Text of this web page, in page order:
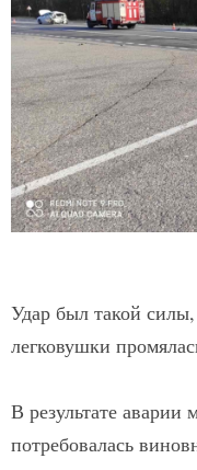
Удар был такой силы,
легковушки
В результате
потребовалась